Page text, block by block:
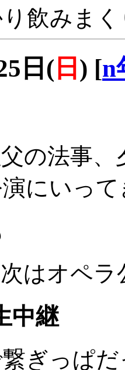
り飲みま
日( 日 ) [n
の法事
にいっ
はオペラ
中継
ぎっぱ